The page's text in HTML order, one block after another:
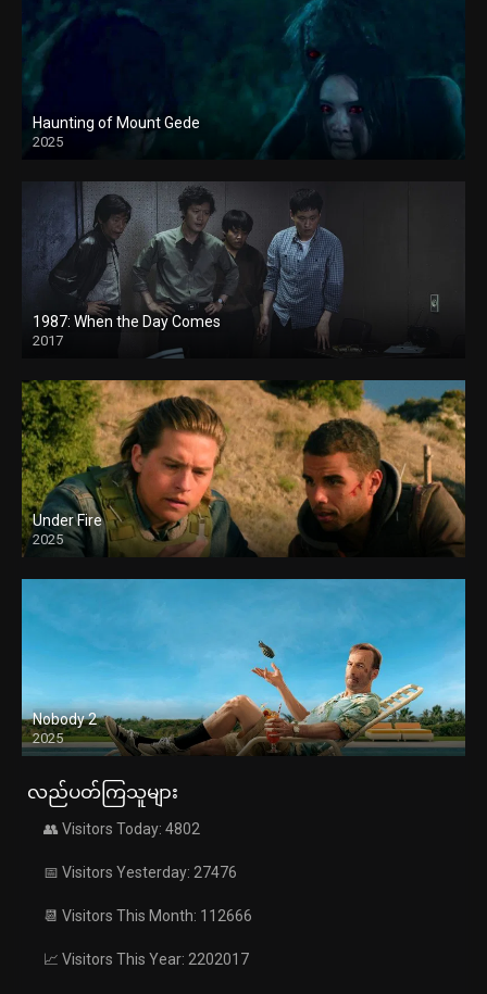
Haunting of Mount Gede
2025
1987: When the Day Comes
2017
Under Fire
2025
Nobody 2
2025
လည်ပတ်ကြသူများ
👥 Visitors Today: 4802
📅 Visitors Yesterday: 27476
📆 Visitors This Month: 112666
📈 Visitors This Year: 2202017